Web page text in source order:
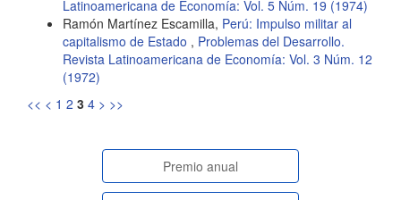
Latinoamericana de Economía: Vol. 5 Núm. 19 (1974)
Ramón Martínez Escamilla, Perú: Impulso militar al
capitalismo de Estado , Problemas del Desarrollo.
Revista Latinoamericana de Economía: Vol. 3 Núm. 12
(1972)
<< < 1 2 3 4 > >>
paginasespeciales
Premio anual